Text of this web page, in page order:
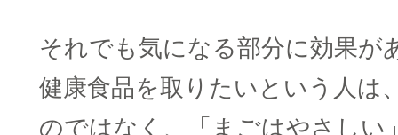
それでも気になる部分に効果が
健康食品を取りたいという人は
のではなく、「まごはやさしい